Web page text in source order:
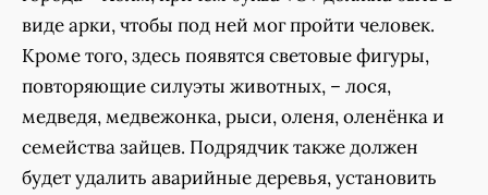
виде арки, чтобы под ней мог пройти человек.
Кроме того, здесь появятся световые фигуры,
повторяющие силуэты животных, – лося,
медведя, медвежонка, рыси, оленя, оленёнка и
семейства зайцев. Подрядчик также должен
будет удалить аварийные деревья, установить